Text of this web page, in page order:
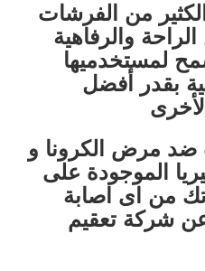
من الفرشات
والرفاهية
لمستخدميها
بقدر أفضل
ضد مرض الكرونا و
الموجودة على
من اى اصابة
شركة تعقيم